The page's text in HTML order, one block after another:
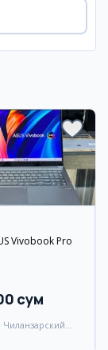
Vivobook Pro
сум